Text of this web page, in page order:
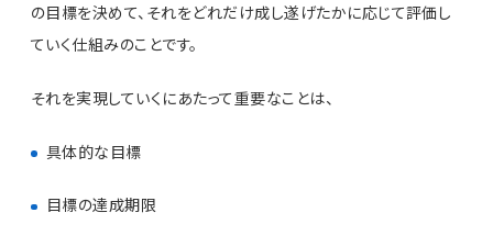
の目標を決めて、それをどれだけ成し遂げたかに応じて評価し
ていく仕組みのことです。
それを実現していくにあたって重要なことは、
具体的な目標
目標の達成期限